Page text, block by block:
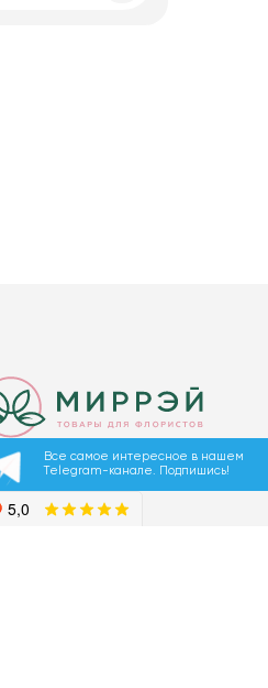
Все самое интересное в нашем
Telegram-канале. Подпишись!